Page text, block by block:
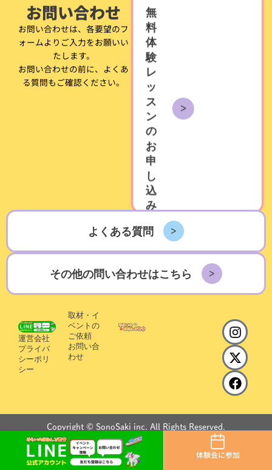
お問い合わせ
お問い合わせは、各要望のフ
ォームよりご入力をお願いい
たします。
お問い合わせの前に、よくあ
る質問もご確認ください。
無
料
体
験
レ
ッ
ス
ン
の
お
申
し
込
み
よくある質問
その他の問い合わせはこちら
運営会社
プライバ
シーポリ
シー
取材・イ
ベントの
ご依頼
お問い合
わせ
I
n
s
t
a
g
a
m
X
-
t
w
i
t
e
r
F
a
c
e
b
o
k
Copyright © SonoSaki inc. All Rights Reserved.
体験会に参加